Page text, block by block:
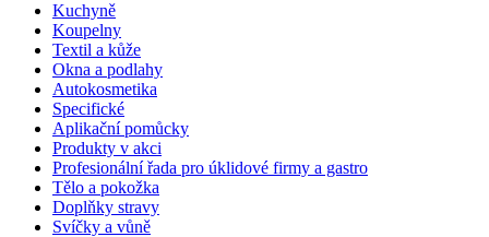
Kuchyně
Koupelny
Textil a kůže
Okna a podlahy
Autokosmetika
Specifické
Aplikační pomůcky
Produkty v akci
Profesionální řada pro úklidové firmy a gastro
Tělo a pokožka
Doplňky stravy
Svíčky a vůně